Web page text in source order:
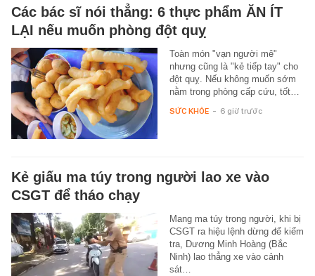
Các bác sĩ nói thẳng: 6 thực phẩm ĂN ÍT
LẠI nếu muốn phòng đột quỵ
Toàn món "vạn người mê"
nhưng cũng là "kẻ tiếp tay" cho
đột quỵ. Nếu không muốn sớm
nằm trong phòng cấp cứu, tốt…
SỨC KHỎE - 6 giờ trước
Kẻ giấu ma túy trong người lao xe vào
CSGT để tháo chạy
Mang ma túy trong người, khi bị
CSGT ra hiệu lệnh dừng để kiểm
tra, Dương Minh Hoàng (Bắc
Ninh) lao thẳng xe vào cảnh
sát…